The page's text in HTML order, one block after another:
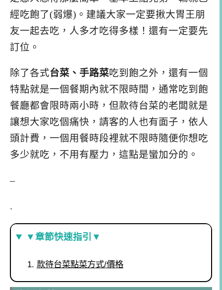
經吃飽了(弱爆)。建議大家一定要揪大胃王朋
友一起去吃，人多才吃得多樣！還有一定要先
訂位。
除了各式台菜、手路菜吃到飽之外，還有一個
特點就是一個餐期內就不限時間，通常吃到飽
餐廳都會限時兩小時，但款待台菜的老闆就是
讓想大家吃個痛快，請客的人也有面子，依人
頭計費，一個用餐時段裡就不限時隨便你想吃
多少就吃，不用有壓力，這點是蠻加分的。
–
.
▼章節快速指引▼
款待台菜點菜方式/價格